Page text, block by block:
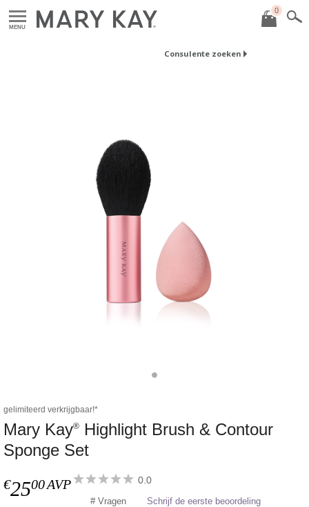
MENU
0
Consulente zoeken
gelimiteerd verkrijgbaar!*
Mary Kay®
Highlight Brush & Contour
Sponge Set
€2500AVP 0.0
# Vragen Schrijf de eerste beoordeling